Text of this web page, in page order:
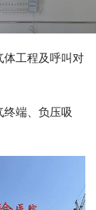
体工程及呼叫对
端、负压吸